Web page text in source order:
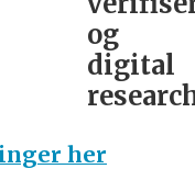
og
digital
her